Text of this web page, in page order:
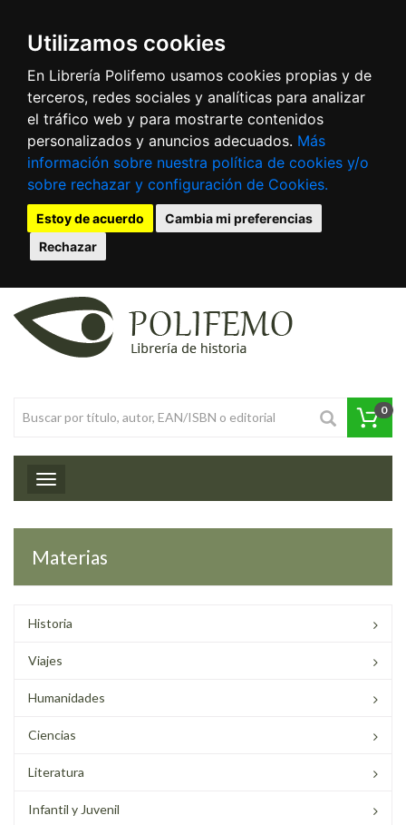
Utilizamos cookies
En Librería Polifemo usamos cookies propias y de
terceros, redes sociales y analíticas para analizar
el tráfico web y para mostrarte contenidos
personalizados y anuncios adecuados. Más
información sobre nuestra política de cookies y/o
sobre rechazar y configuración de Cookies.
Estoy de acuerdo
Cambia mi preferencias
Rechazar
0
Toggle navigation
Materias
Historia
Viajes
Humanidades
Ciencias
Literatura
Infantil y Juvenil